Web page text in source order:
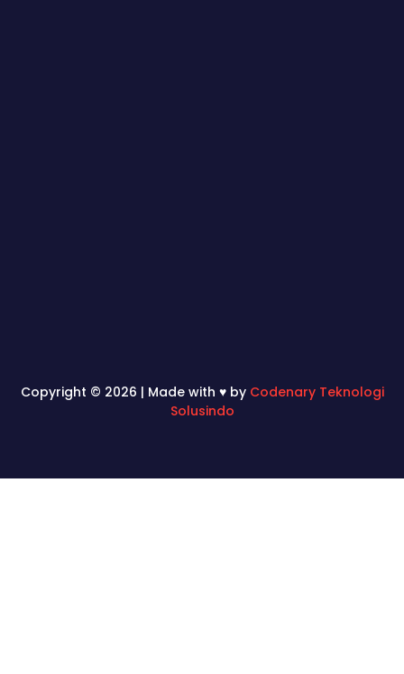
Copyright © 2026 | Made with ♥ by Codenary Teknologi
Solusindo